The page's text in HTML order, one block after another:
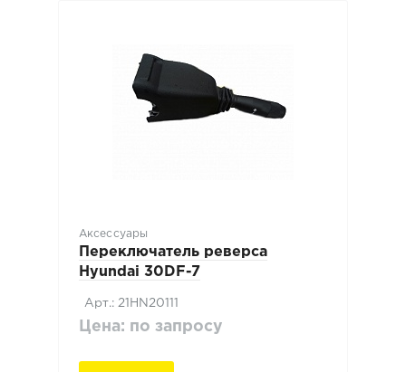
Аксессуары
Переключатель реверса
Hyundai 30DF-7
Арт.: 21HN20111
Цена: по запросу